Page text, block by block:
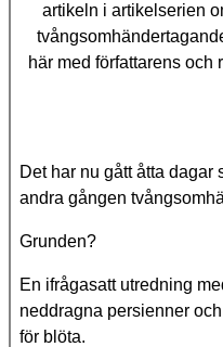
artikeln i artikelserien
här med författarens
Det har nu gått åtta
andra gången
Grunden?
En ifrågasatt utredning
neddragna persienner
för blöta.